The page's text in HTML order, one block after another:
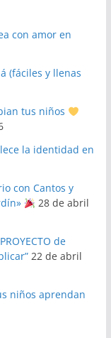
con amor en
(fáciles y llenas
tus niños
la identidad en
con Cantos y
28 de abril
de
22 de abril
niños aprendan